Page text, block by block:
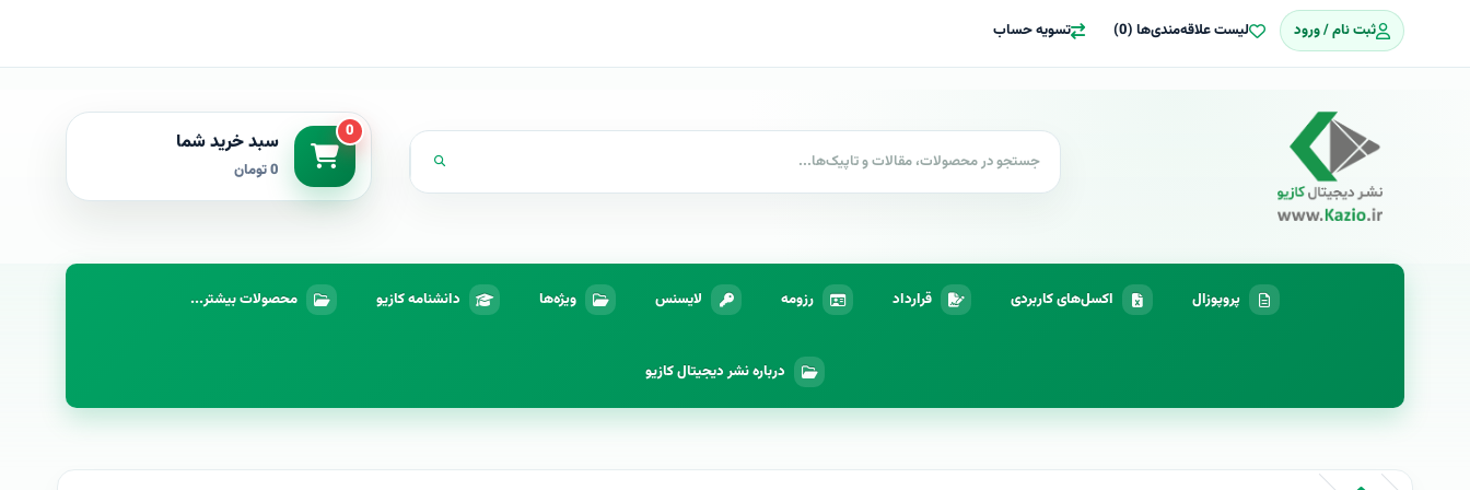
ثبت نام / ورود لیست علاقه‌مندی‌ها (0) تسویه حساب
0 سبد خرید شما
0 تومان
پروپوزال اکسل‌های کاربردی قرارداد رزومه لایسنس ویژه‌ها دانشنامه کازیو محصولات بیشتر...
درباره نشر دیجیتال کازیو